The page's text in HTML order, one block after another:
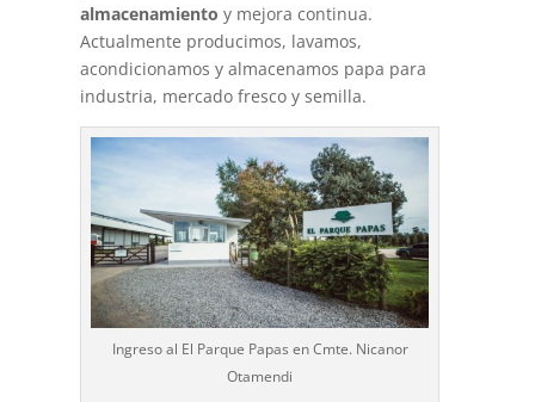
almacenamiento y mejora continua.
Actualmente producimos, lavamos,
acondicionamos y almacenamos papa para
industria, mercado fresco y semilla.
Ingreso al El Parque Papas en Cmte. Nicanor
Otamendi